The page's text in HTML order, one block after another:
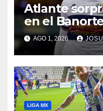
Atlante
en el
AGO 1, 2026
LIGA MX